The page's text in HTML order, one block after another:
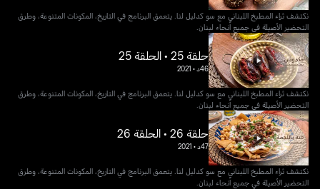
نكتشف ثراء المطبخ اللبناني مع سو كدليل لنا. يتعمق البرنامج في التاريخ، المكونات المتنوعة، وطرق
التحضير الأصيلة في جميع أنحاء لبنان.
حلقة 25 • الحلقة 25
46د •
2021
نكتشف ثراء المطبخ اللبناني مع سو كدليل لنا. يتعمق البرنامج في التاريخ، المكونات المتنوعة، وطرق
التحضير الأصيلة في جميع أنحاء لبنان.
حلقة 26 • الحلقة 26
47د •
2021
نكتشف ثراء المطبخ اللبناني مع سو كدليل لنا. يتعمق البرنامج في التاريخ، المكونات المتنوعة، وطرق
التحضير الأصيلة في جميع أنحاء لبنان.